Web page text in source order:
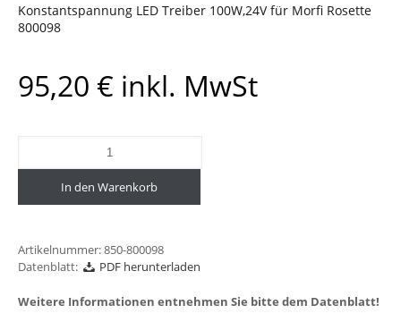
Konstantspannung LED Treiber 100W,24V für Morfi Rosette
800098
95,20 € inkl. MwSt
In den Warenkorb
Artikelnummer:850-800098
Datenblatt:
PDF herunterladen
Weitere Informationen entnehmen Sie bitte dem Datenblatt!